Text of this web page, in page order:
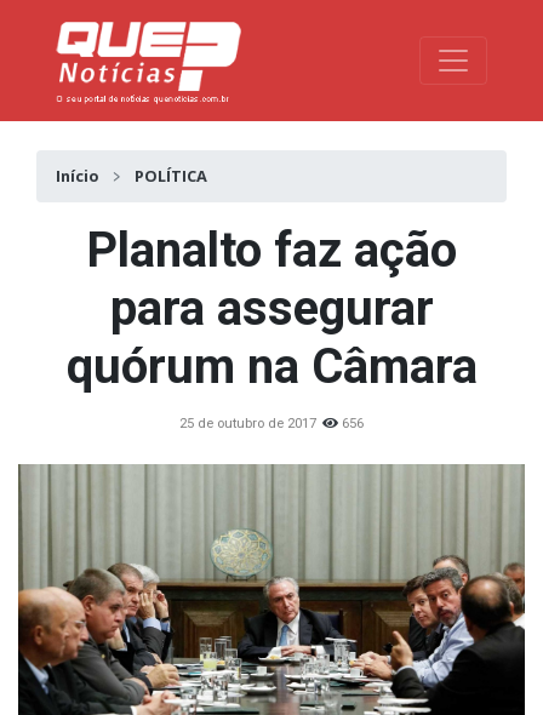
Toggle
Início POLÍTICA
Planalto faz ação
para assegurar
quórum na Câmara
25 de outubro de 2017 656